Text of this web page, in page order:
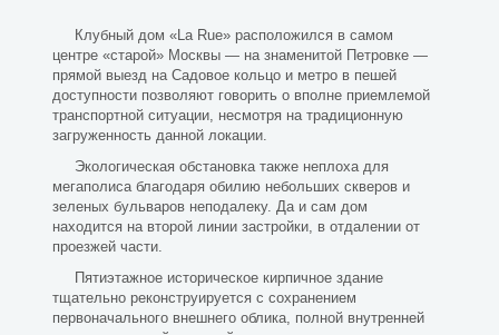
Клубный дом «La Rue» расположился в самом
центре «старой» Москвы — на знаменитой Петровке —
прямой выезд на Садовое кольцо и метро в пешей
доступности позволяют говорить о вполне приемлемой
транспортной ситуации, несмотря на традиционную
загруженность данной локации.
Экологическая обстановка также неплоха для
мегаполиса благодаря обилию небольших скверов и
зеленых бульваров неподалеку. Да и сам дом
находится на второй линии застройки, в отдалении от
проезжей части.
Пятиэтажное историческое кирпичное здание
тщательно реконструируется с сохранением
первоначального внешнего облика, полной внутренней